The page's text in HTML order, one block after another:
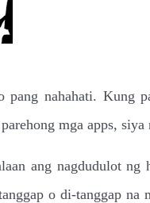
nahahati. Kung
mga apps,
ang nagdudulot
o di-tanggap